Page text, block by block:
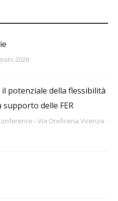
2026
potenziale della flessibilità
delle FER
- Via Oreficeria Vicenza -